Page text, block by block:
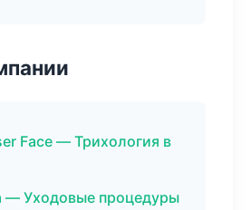
Face — Трихология в
— Уходовые процедуры